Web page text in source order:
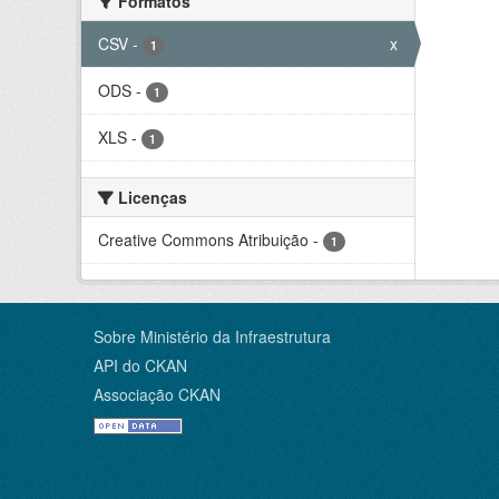
CSV - 1 x
ODS - 1
XLS - 1
Licenças
Creative Commons Atribuição - 1
Sobre Ministério da Infraestrutura
API do CKAN
Associação CKAN